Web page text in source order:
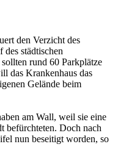
den Verzicht des
städtischen
rund 60 Parkplätze
das Krankenhaus das
Gelände beim
am Wall, weil sie eine
befürchteten. Doch nach
nun beseitigt worden, so